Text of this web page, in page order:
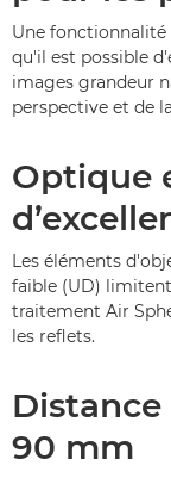
Une
qu'il est possible
images grandeur
perspective et de
Optique
Les éléments
faible (UD)
traitement Air
les reflets.
90 mm